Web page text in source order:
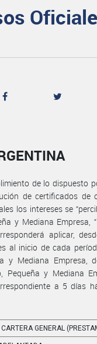
de lo dispuesto
de certificados
los intereses se
y Mediana Empresa,
aplicar,
al inicio de cada
y Mediana
Pequeña y Mediana
a 5 días
GENERAL